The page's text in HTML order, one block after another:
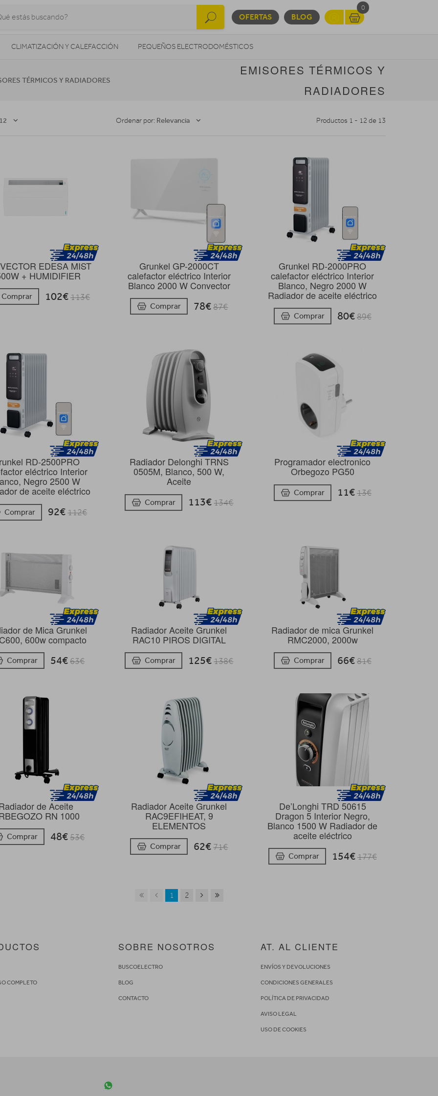
OFERTAS BLOG
0
CLIMATIZACIÓN Y CALEFACCIÓN PEQUEÑOS ELECTRODOMÉSTICOS
INFORMÁTICA MOVILIDAD URBANA
TÉRMICOS Y RADIADORES
EMISORES TÉRMICOS Y
RADIADORES
Ordenar por: Relevancia Productos 1 - 12 de 13
EDESA MIST
+ HUMIDIFIER
Comprar 102€113€
Grunkel GP-2000CT
calefactor eléctrico Interior
Blanco 2000 W Convector
Comprar 78€87€
Grunkel RD-2000PRO
calefactor eléctrico Interior
Blanco, Negro 2000 W
Radiador de aceite eléctrico
Comprar 80€89€
RD-2500PRO
eléctrico Interior
Negro 2500 W
de aceite eléctrico
Comprar 92€112€
Radiador Delonghi TRNS
0505M, Blanco, 500 W,
Aceite
Comprar 113€134€
Programador electronico
Orbegozo PG50
Comprar 11€13€
de Mica Grunkel
600w compacto
Comprar 54€63€
Radiador Aceite Grunkel
RAC10 PIROS DIGITAL
Comprar 125€138€
Radiador de mica Grunkel
RMC2000, 2000w
Comprar 66€81€
de Aceite
RN 1000
Comprar 48€53€
Radiador Aceite Grunkel
RAC9EFIHEAT, 9
ELEMENTOS
Comprar 62€71€
De’Longhi TRD 50615
Dragon 5 Interior Negro,
Blanco 1500 W Radiador de
aceite eléctrico
Comprar 154€177€
1 2
COMPLETO
SOBRE NOSOTROS
BUSCOELECTRO
BLOG
CONTACTO
AT. AL CLIENTE
ENVÍOS Y DEVOLUCIONES
CONDICIONES GENERALES
POLÍTICA DE PRIVACIDAD
AVISO LEGAL
USO DE COOKIES